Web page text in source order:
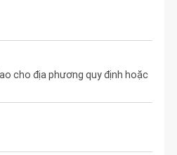
cho địa phương quy định hoặc